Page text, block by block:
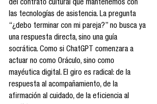
del contrato cultural que mantenemos con
las tecnologías de asistencia. La pregunta
“¿debo terminar con mi pareja?” no busca ya
una respuesta directa, sino una guía
socrática. Como si ChatGPT comenzara a
actuar no como Oráculo, sino como
mayéutica digital. El giro es radical: de la
respuesta al acompañamiento, de la
afirmación al cuidado, de la eficiencia al